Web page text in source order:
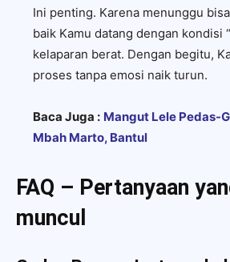
Ini penting. Karena menunggu
baik Kamu datang dengan kondisi
kelaparan berat. Dengan begitu,
proses tanpa emosi naik turun.
Baca Juga : Mangut Lele Pedas-
Mbah Marto, Bantul
FAQ – Pertanyaan
muncul